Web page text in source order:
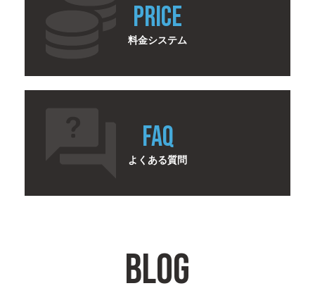
PRICE
料金システム
FAQ
よくある質問
BLOG